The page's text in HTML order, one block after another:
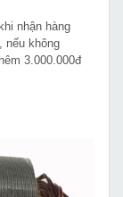
nhận hàng
nếu không
3.000.000đ